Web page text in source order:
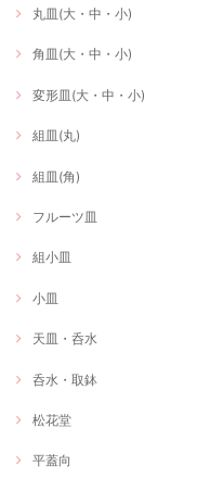
丸皿(大・中・小)
角皿(大・中・小)
変形皿(大・中・小)
組皿(丸)
組皿(角)
フルーツ皿
組小皿
小皿
天皿・呑水
呑水・取鉢
松花堂
平蓋向